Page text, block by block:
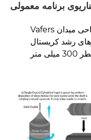
برنامه معمولی
Vafers با اندازه بزرگ بالاتر از 8 اینچ: طراحی میدان
رشد کریستال
میلی متر